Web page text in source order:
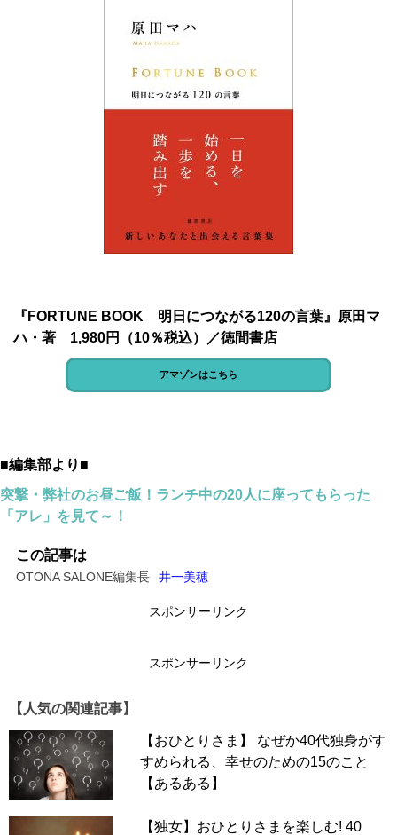
『FORTUNE BOOK 明日につながる120の言葉』原田マ
ハ・著 1,980円（10％税込）／徳間書店
アマゾンはこちら
■編集部より■
突撃・弊社のお昼ご飯！ランチ中の20人に座ってもらった
「アレ」を見て～！
この記事は
OTONA SALONE編集長 井一美穂
スポンサーリンク
スポンサーリンク
【人気の関連記事】
【おひとりさま】 なぜか40代独身がす
すめられる、幸せのための15のこと
【あるある】
【独女】おひとりさまを楽しむ! 40